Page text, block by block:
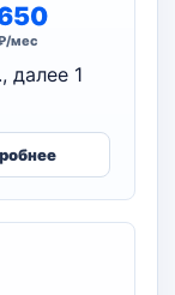
мес
1